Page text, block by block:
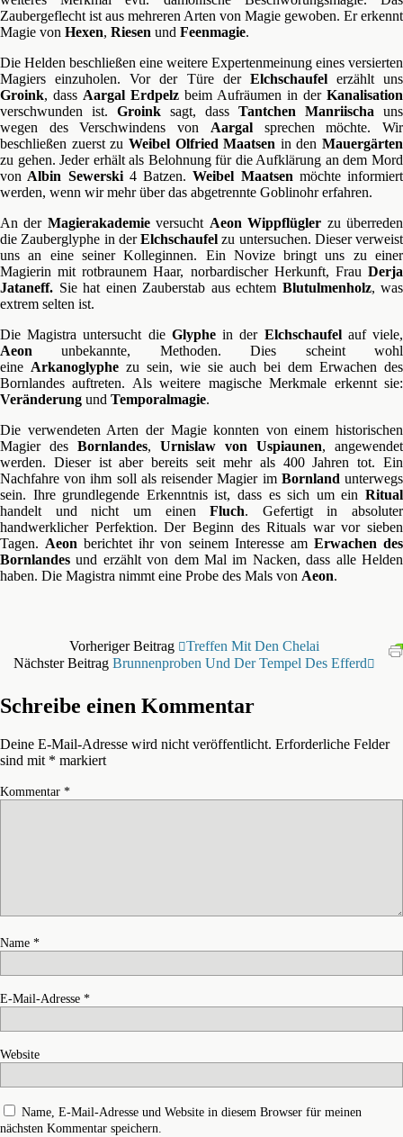
Zaubergeflecht ist aus mehreren Arten von Magie gewoben. Er erkennt
Magie von Hexen, Riesen und Feenmagie.
Die Helden beschließen eine weitere Expertenmeinung eines versierten
Magiers einzuholen. Vor der Türe der Elchschaufelerzählt uns
Groink, dass Aargal Erdpelz beim Aufräumen in der Kanalisation
verschwunden ist. Groink sagt, dass Tantchen Manriischa uns
wegen des Verschwindens von Aargalsprechen möchte. Wir
beschließen zuerst zu Weibel Olfried Maatsen in den Mauergärten
zu gehen. Jeder erhält als Belohnung für die Aufklärung an dem Mord
von Albin Sewerski4 Batzen.Weibel Maatsen möchte informiert
werden, wenn wir mehr über das abgetrennte Goblinohr erfahren.
An der Magierakademieversucht Aeon Wippflügler zu überreden
die Zauberglyphe in derElchschaufel zu untersuchen. Dieser verweist
uns an eine seiner Kolleginnen. Ein Novize bringt uns zu einer
Magierin mit rotbraunem Haar, norbardischer Herkunft, Frau Derja
Jataneff. Sie hat einen Zauberstab aus echtem Blutulmenholz, was
extrem selten ist.
Die Magistra untersucht die Glyphein der Elchschaufelauf viele,
Aeon unbekannte, Methoden. Dies scheint wohl
eine Arkanoglyphe zu sein, wie sie auch bei dem Erwachen des
Bornlandes auftreten. Als weitere magische Merkmale erkennt sie:
Veränderung und Temporalmagie.
Die verwendeten Arten der Magie konnten von einem historischen
Magier des Bornlandes, Urnislaw von Uspiaunen, angewendet
werden. Dieser ist aber bereits seit mehr als 400 Jahren tot. Ein
Nachfahre von ihm soll als reisender Magier im Bornland unterwegs
sein. Ihre grundlegende Erkenntnis ist, dass es sich um ein Ritual
handelt und nicht um einenFluch. Gefertigt in absoluter
handwerklicher Perfektion. Der Beginn des Rituals war vor sieben
Tagen. Aeon berichtet ihr von seinem Interesse am Erwachen des
Bornlandes und erzählt von dem Mal im Nacken, dass alle Helden
haben. Die Magistra nimmt eine Probe des Mals von Aeon.
Vorheriger Beitrag
Treffen Mit Den Chelai
Nächster Beitrag Brunnenproben Und Der Tempel Des Efferd
Schreibe einen Kommentar
Deine E-Mail-Adresse wird nicht veröffentlicht. Erforderliche Felder
sind mit * markiert
Kommentar *
Name *
E-Mail-Adresse *
Website
Name, E-Mail-Adresse und Website in diesem Browser für meinen
nächsten Kommentar speichern.